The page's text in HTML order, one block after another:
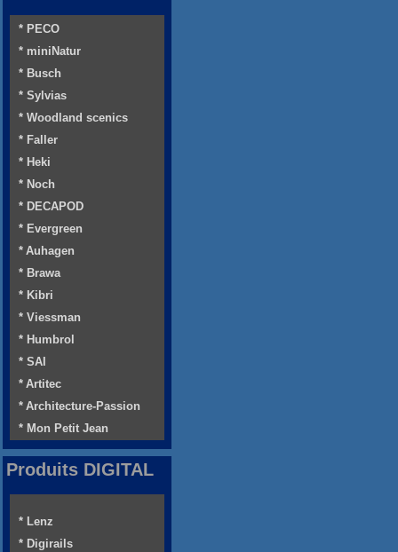
* PECO
* miniNatur
* Busch
* Sylvias
* Woodland scenics
* Faller
* Heki
* Noch
* DECAPOD
* Evergreen
* Auhagen
* Brawa
* Kibri
* Viessman
* Humbrol
* SAI
* Artitec
* Architecture-Passion
* Mon Petit Jean
Produits DIGITAL
* Lenz
* Digirails